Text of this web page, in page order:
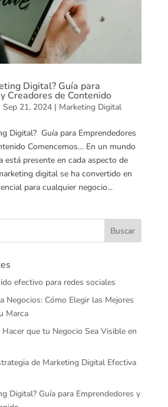
Digital? Guía para
Creadores de Contenido
Sep 21, 2024| Marketing Digital
Digital? Guía para Emprendedores
Comencemos… En un mundo
está presente en cada aspecto de
digital se ha convertido en
para cualquier negocio...
efectivo para redes sociales
Negocios: Cómo Elegir las Mejores
Marca
que tu Negocio Sea Visible en
de Marketing Digital Efectiva
Digital? Guía para Emprendedores y